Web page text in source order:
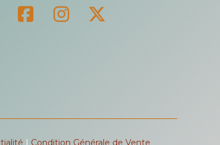
| Condition Générale de Vente